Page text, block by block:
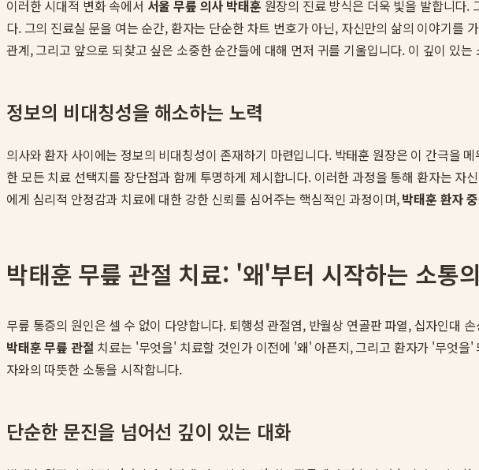
이러한 시대적 변화 속에서 서울 무릎 의사 박태훈 원장의 진료 방식은 더욱 빛을 발합니다.
다. 그의 진료실 문을 여는 순간, 환자는 단순한 차트 번호가 아닌, 자신만의 삶의 이야기를
관계, 그리고 앞으로 되찾고 싶은 소중한 순간들에 대해 먼저 귀를 기울입니다. 이 깊이 있
정보의 비대칭성을 해소하는 노력
의사와 환자 사이에는 정보의 비대칭성이 존재하기 마련입니다. 박태훈 원장은 이 간극을
한 모든 치료 선택지를 장단점과 함께 투명하게 제시합니다. 이러한 과정을 통해 환자는
에게 심리적 안정감과 치료에 대한 강한 신뢰를 심어주는 핵심적인 과정이며,박태훈 환자
박태훈 무릎 관절 치료: '왜'부터 시작하는 소통
무릎 통증의 원인은 셀 수 없이 다양합니다. 퇴행성 관절염, 반월상 연골판 파열, 십자인대
박태훈 무릎 관절 치료는 '무엇을' 치료할 것인가 이전에 '왜' 아픈지, 그리고 환자가 '무엇
자와의 따뜻한 소통을 시작합니다.
단순한 문진을 넘어선 깊이 있는 대화